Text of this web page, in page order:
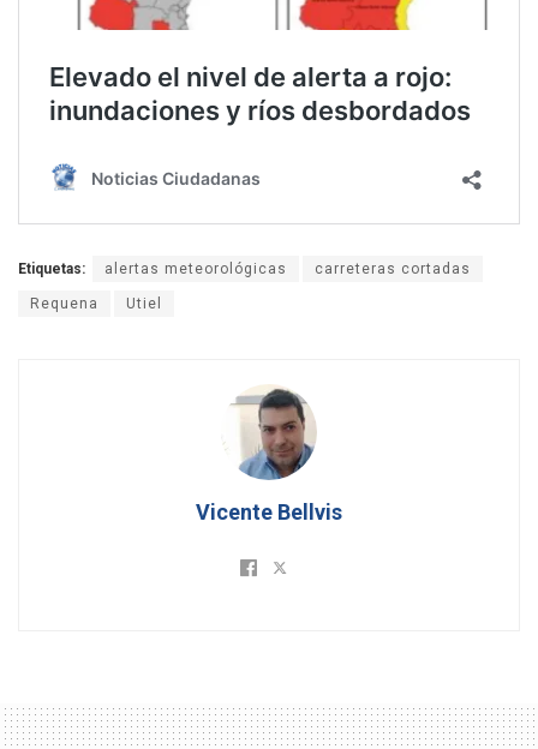
Etiquetas: alertas meteorológicas carreteras cortadas
Requena Utiel
Vicente Bellvis